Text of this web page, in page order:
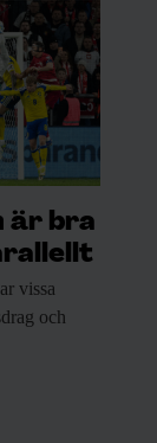
är bra
vissa
och